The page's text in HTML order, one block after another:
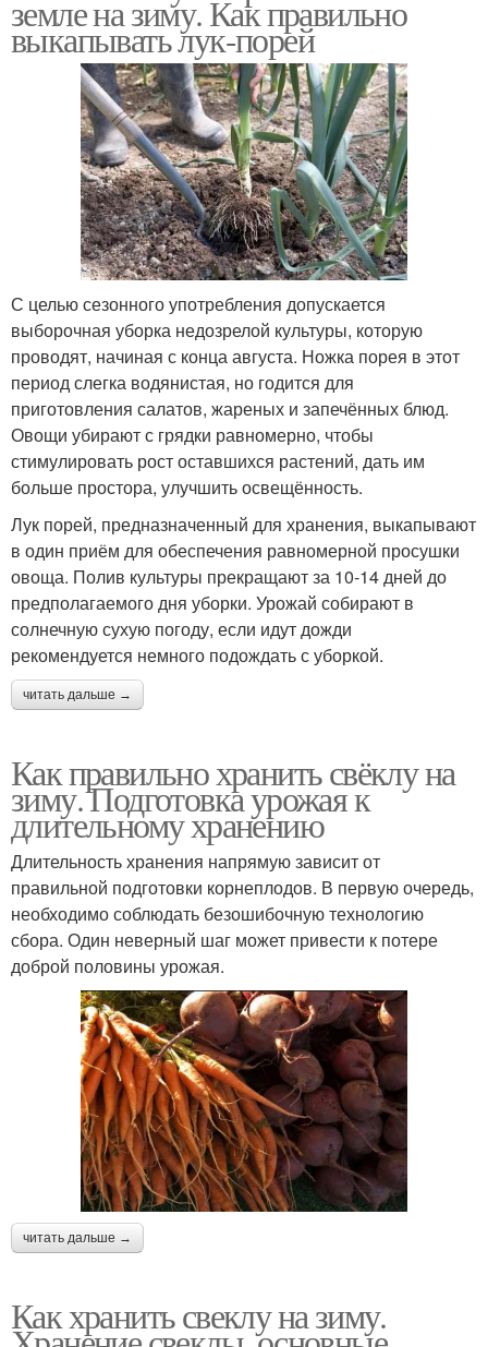
земле на зиму. Как правильно
выкапывать лук-порей
С целью сезонного употребления допускается
выборочная уборка недозрелой культуры, которую
проводят, начиная с конца августа. Ножка порея в этот
период слегка водянистая, но годится для
приготовления салатов, жареных и запечённых блюд.
Овощи убирают с грядки равномерно, чтобы
стимулировать рост оставшихся растений, дать им
больше простора, улучшить освещённость.
Лук порей, предназначенный для хранения, выкапывают
в один приём для обеспечения равномерной просушки
овоща. Полив культуры прекращают за 10-14 дней до
предполагаемого дня уборки. Урожай собирают в
солнечную сухую погоду, если идут дожди
рекомендуется немного подождать с уборкой.
читать дальше →
Как правильно хранить свёклу на
зиму. Подготовка урожая к
длительному хранению
Длительность хранения напрямую зависит от
правильной подготовки корнеплодов. В первую очередь,
необходимо соблюдать безошибочную технологию
сбора. Один неверный шаг может привести к потере
доброй половины урожая.
читать дальше →
Как хранить свеклу на зиму.